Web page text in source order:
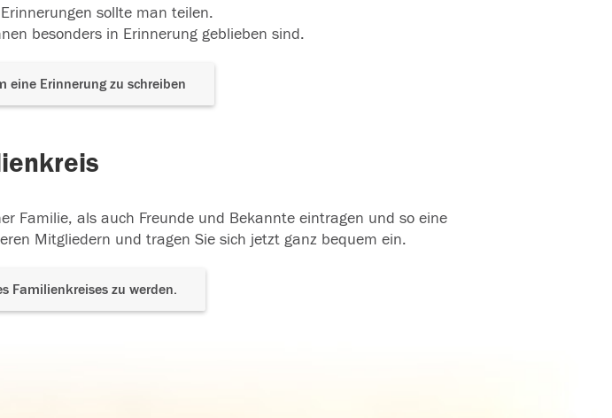
sollte man teilen.
besonders in Erinnerung geblieben sind.
eine Erinnerung zu schreiben
Familie, als auch Freunde und Bekannte eintragen und so eine
Mitgliedern und tragen Sie sich jetzt ganz bequem ein.
Familienkreises zu werden.